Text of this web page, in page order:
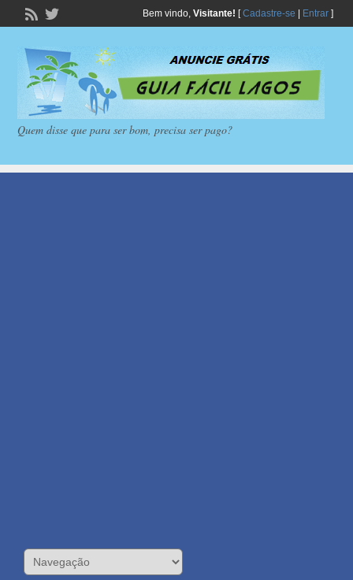
Bem vindo, Visitante! [Cadastre-se Entrar]
Quem disse que para ser bom, precisa ser pago?